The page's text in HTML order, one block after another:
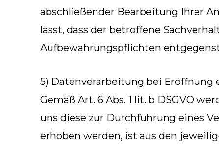
abschließender Bearbeitung Ihrer
lässt, dass der betroffene
Aufbewahrungspflichten
5) Datenverarbeitung bei Eröffnung
Gemäß Art. 6 Abs. 1 lit. b DSGVO
uns diese zur Durchführung eines
erhoben werden, ist aus den